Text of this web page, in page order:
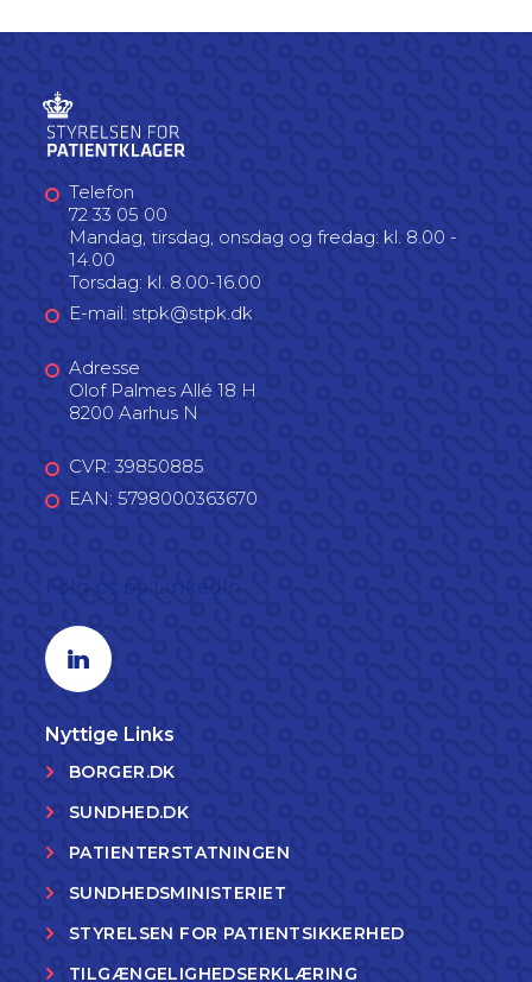
Telefon
72 33 05 00
Mandag, tirsdag, onsdag og fredag: kl. 8.00 -
14.00
Torsdag: kl. 8.00-16.00
E-mail: stpk@stpk.dk
Adresse
Olof Palmes Allé 18 H
8200 Aarhus N
CVR: 39850885
EAN: 5798000363670
Linkedin profil
Nyttige Links
BORGER.DK
SUNDHED.DK
PATIENTERSTATNINGEN
SUNDHEDSMINISTERIET
STYRELSEN FOR PATIENTSIKKERHED
TILGÆNGELIGHEDSERKLÆRING